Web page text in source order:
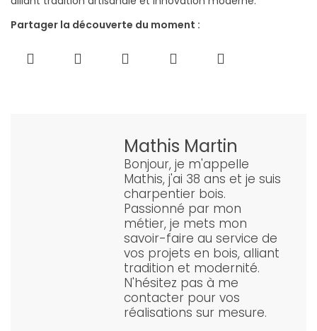
Partager la découverte du moment :
Mathis Martin
Bonjour, je m'appelle
Mathis, j'ai 38 ans et je suis
charpentier bois.
Passionné par mon
métier, je mets mon
savoir-faire au service de
vos projets en bois, alliant
tradition et modernité.
N'hésitez pas à me
contacter pour vos
réalisations sur mesure.